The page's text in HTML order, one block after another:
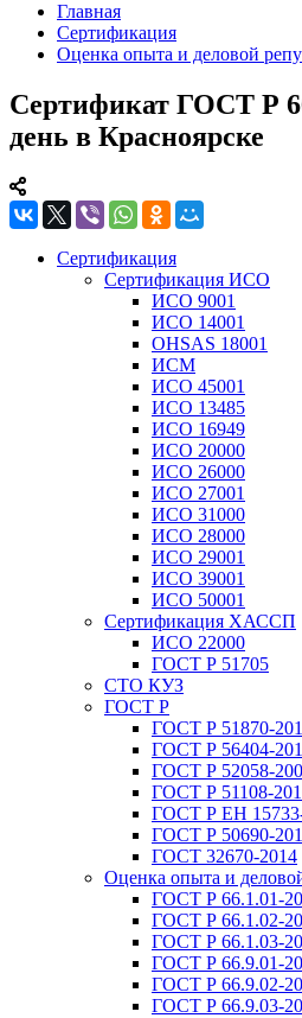
Главная
Сертификация
Оценка опыта и деловой
Сертификат ГОСТ Р
день в Красноярске
Сертификация
Сертификация ИСО
ИСО 9001
ИСО 14001
OHSAS 18001
ИСМ
ИСО 45001
ИСО 13485
ИСО 16949
ИСО 20000
ИСО 26000
ИСО 27001
ИСО 31000
ИСО 28000
ИСО 29001
ИСО 39001
ИСО 50001
Сертификация ХАССП
ИСО 22000
ГОСТ Р 51705
СТО КУЗ
ГОСТ Р
ГОСТ Р 51870-
ГОСТ Р 56404-
ГОСТ Р 52058-
ГОСТ Р 51108-
ГОСТ Р ЕН
ГОСТ Р 50690-
ГОСТ 32670-2014
Оценка опыта и
ГОСТ Р 66.1.01-
ГОСТ Р 66.1.02-
ГОСТ Р 66.1.03-
ГОСТ Р 66.9.01-
ГОСТ Р 66.9.02-
ГОСТ Р 66.9.03-